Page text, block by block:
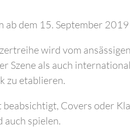
ab dem 15. September
wird vom
Szene als auch
zu etablieren.
beabsichtigt, Covers oder
auch spielen.